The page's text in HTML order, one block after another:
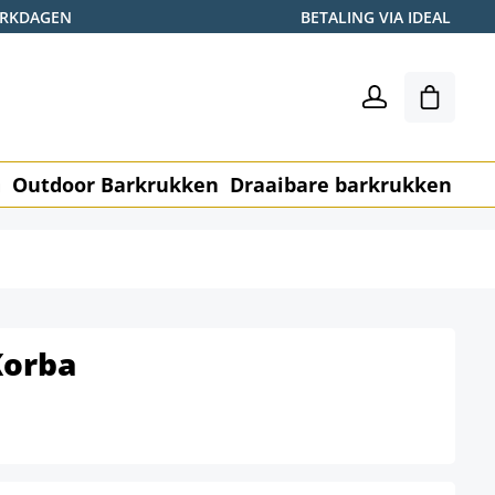
BETALING VIA IDEAL
Outdoor Barkrukken Draaibare barkrukken